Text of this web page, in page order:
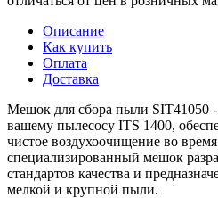
Описание
Как купить
Оплата
Доставка
Мешок для сбора пыли SIT41050
вашему пылесосу ITS 1400,
чистое воздухоочищение во
специализированный мешок
стандартов качества и
мелкой и крупной пыли.